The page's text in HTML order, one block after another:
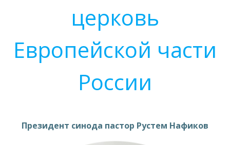
церковь
Европейской части
России
Президент синода пастор Рустем Нафиков